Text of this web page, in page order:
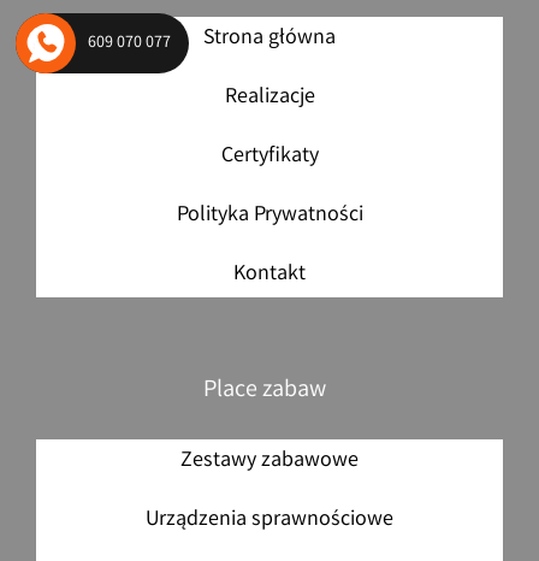
Strona główna
Realizacje
Certyfikaty
Polityka Prywatności
Kontakt
Place zabaw
Zestawy zabawowe
Urządzenia sprawnościowe
609 070 077